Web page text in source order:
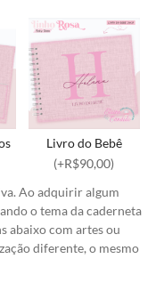
Livro do Bebê
(+R$90,00)
Ao adquirir algum
o tema da caderneta
abaixo com artes ou
diferente, o mesmo